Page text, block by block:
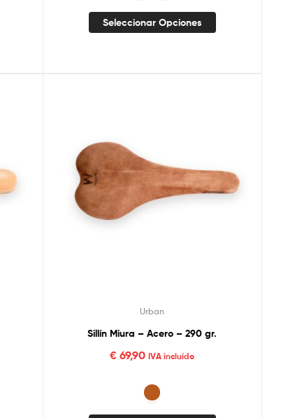
Seleccionar Opciones
Urban
Sillín Miura – Acero – 290 gr.
€ 69,90 IVA incluído